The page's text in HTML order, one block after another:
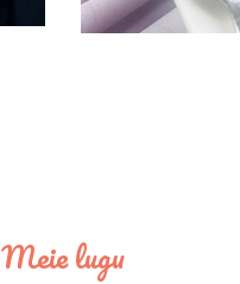
Meie lugu